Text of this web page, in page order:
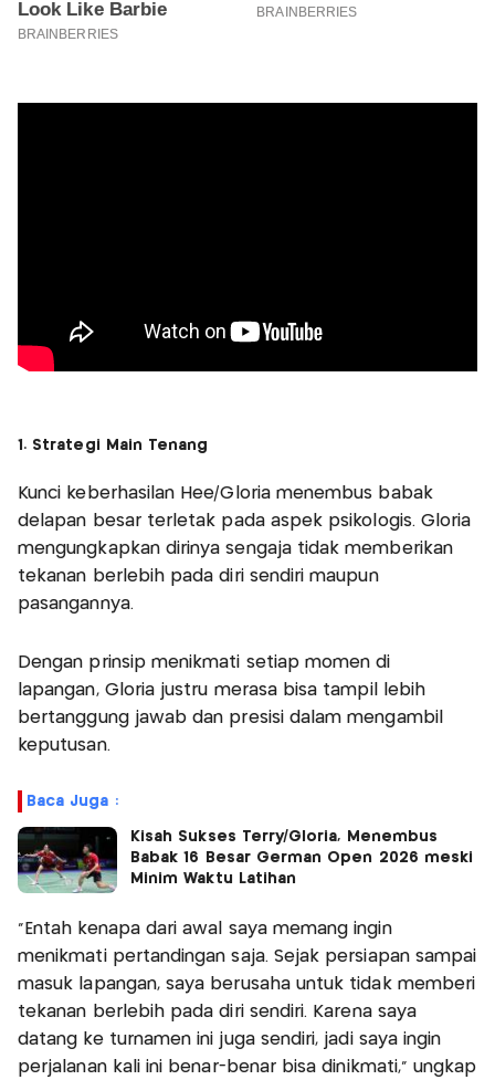
1. Strategi Main Tenang
Kunci keberhasilan Hee/Gloria menembus babak
delapan besar terletak pada aspek psikologis. Gloria
mengungkapkan dirinya sengaja tidak memberikan
tekanan berlebih pada diri sendiri maupun
pasangannya.
Dengan prinsip menikmati setiap momen di
lapangan, Gloria justru merasa bisa tampil lebih
bertanggung jawab dan presisi dalam mengambil
keputusan.
Baca Juga :
Kisah Sukses Terry/Gloria, Menembus
Babak 16 Besar German Open 2026 meski
Minim Waktu Latihan
“Entah kenapa dari awal saya memang ingin
menikmati pertandingan saja. Sejak persiapan sampai
masuk lapangan, saya berusaha untuk tidak memberi
tekanan berlebih pada diri sendiri. Karena saya
datang ke turnamen ini juga sendiri, jadi saya ingin
perjalanan kali ini benar-benar bisa dinikmati,” ungkap